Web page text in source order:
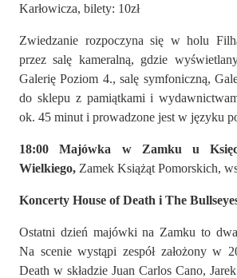
Karłowicza, bilety: 10zł
Zwiedzanie rozpoczyna się w holu
przez salę kameralną, gdzie
Galerię Poziom 4., salę symfoniczną,
do sklepu z pamiątkami i
ok. 45 minut i prowadzone jest w języku
18:00 Majówka w Zamku u
Wielkiego, Zamek Książąt Pomorskich,
Koncerty House of Death i The
Ostatni dzień majówki na Zamku to
Na scenie wystąpi zespół założony w
Death w składzie Juan Carlos Cano,